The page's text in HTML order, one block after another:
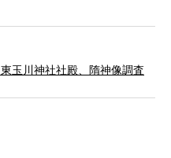
玉川神社社殿、隋神像調査